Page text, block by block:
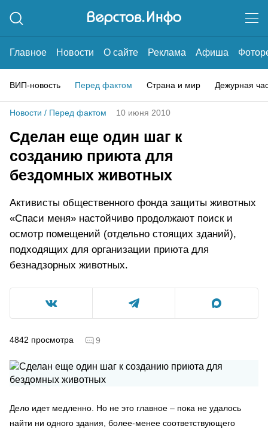
Главное Новости О сайте Реклама Афиша
ВИП-новость Перед фактом Страна и мир Дежурная
Новости / Перед фактом 10 июня 2010
Сделан еще один шаг к
созданию приюта для
бездомных животных
Активисты общественного фонда защиты животных
«Спаси меня» настойчиво продолжают поиск и
осмотр помещений (отдельно стоящих зданий),
подходящих для организации приюта для
безнадзорных животных.
4842 просмотра 9
Дело идет медленно. Но не это главное – пока не удалось
найти ни одного здания, более-менее соответствующего